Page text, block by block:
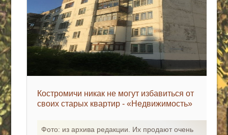
НОВОСТИ СЕГОДНЯ
Костромичи никак не могут избавиться от
своих старых квартир - «Недвижимость»
Фото: из архива редакции. Их продают очень